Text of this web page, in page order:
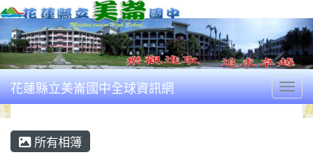
花蓮縣立美崙國中全球資訊網
所有相簿